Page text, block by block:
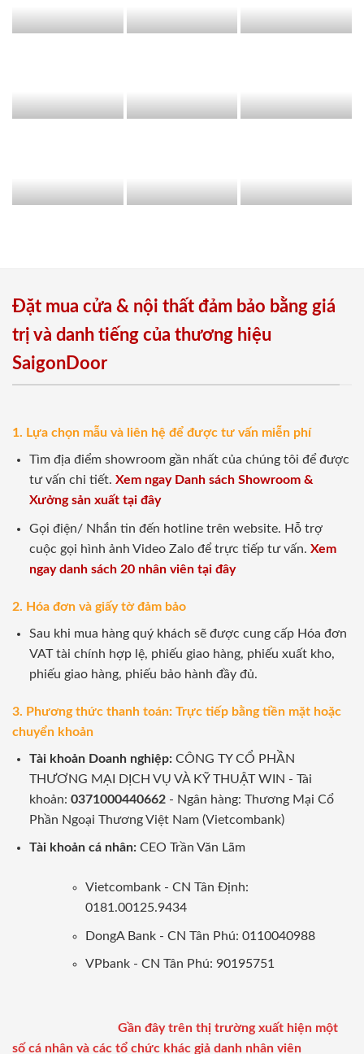
Đặt mua cửa & nội thất đảm bảo bằng giá
trị và danh tiếng của thương hiệu
SaigonDoor
1. Lựa chọn mẫu và liên hệ để được tư vấn miễn phí
Tìm địa điểm showroom gần nhất của chúng tôi để được
tư vấn chi tiết. Xem ngay Danh sách Showroom &
Xưởng sản xuất tại đây
Gọi điện/ Nhắn tin đến hotline trên website. Hỗ trợ
cuộc gọi hình ảnh Video Zalo để trực tiếp tư vấn. Xem
ngay danh sách 20 nhân viên tại đây
2. Hóa đơn và giấy tờ đảm bảo
Sau khi mua hàng quý khách sẽ được cung cấp Hóa đơn
VAT tài chính hợp lệ, phiếu giao hàng, phiếu xuất kho,
phiếu giao hàng, phiếu bảo hành đầy đủ.
3. Phương thức thanh toán: Trực tiếp bằng tiền mặt hoặc
chuyển khoản
Tài khoản Doanh nghiệp:CÔNG TY CỔ PHẦN
THƯƠNG MẠI DỊCH VỤ VÀ KỸ THUẬT WIN - Tài
khoản: 0371000440662- Ngân hàng: Thương Mại Cổ
Phần Ngoại Thương Việt Nam (Vietcombank)
Tài khoản cá nhân: CEO Trần Văn Lãm
Vietcombank - CN Tân Định:
0181.00125.9434
DongA Bank - CN Tân Phú: 0110040988
VPbank - CN Tân Phú: 90195751
Gần đây trên thị trường xuất hiện một
số cá nhân và các tổ chức khác giả danh nhân viên